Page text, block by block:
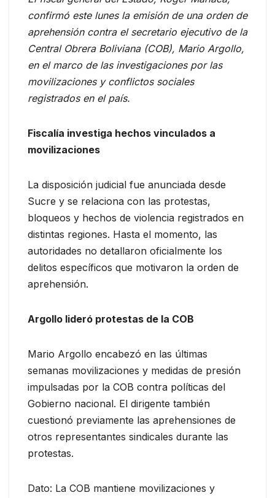
confirmó este lunes la emisión de una orden de
aprehensión contra el secretario ejecutivo de la
Central Obrera Boliviana (COB), Mario Argollo,
en el marco de las investigaciones por las
movilizaciones y conflictos sociales
registrados en el país.
Fiscalía investiga hechos vinculados a
movilizaciones
La disposición judicial fue anunciada desde
Sucre y se relaciona con las protestas,
bloqueos y hechos de violencia registrados en
distintas regiones. Hasta el momento, las
autoridades no detallaron oficialmente los
delitos específicos que motivaron la orden de
aprehensión.
Argollo lideró protestas de la COB
Mario Argollo encabezó en las últimas
semanas movilizaciones y medidas de presión
impulsadas por la COB contra políticas del
Gobierno nacional. El dirigente también
cuestionó previamente las aprehensiones de
otros representantes sindicales durante las
protestas.
Dato: La COB mantiene movilizaciones y